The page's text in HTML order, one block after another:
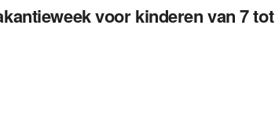
voor kinderen van 7 tot